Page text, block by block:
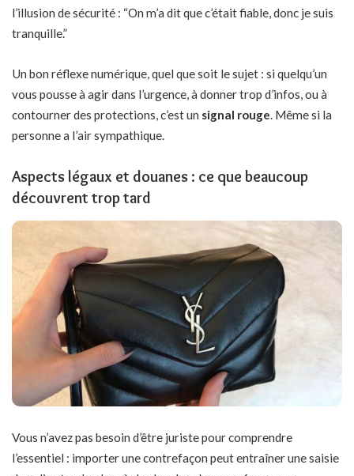
l’illusion de sécurité : “On m’a dit que c’était fiable, donc je suis
tranquille.”
Un bon réflexe numérique, quel que soit le sujet : si quelqu’un
vous pousse à agir dans l’urgence, à donner trop d’infos, ou à
contourner des protections, c’est un signal rouge. Même si la
personne a l’air sympathique.
Aspects légaux et douanes : ce que beaucoup
découvrent trop tard
Vous n’avez pas besoin d’être juriste pour comprendre
l’essentiel : importer une contrefaçon peut entraîner une saisie